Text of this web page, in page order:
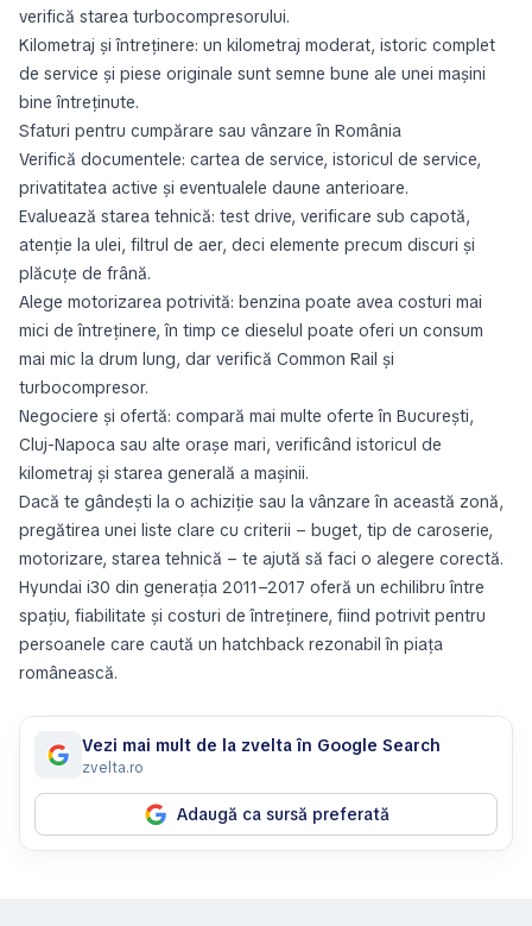
verifică starea turbocompresorului.
Kilometraj și întreținere: un kilometraj moderat, istoric complet
de service și piese originale sunt semne bune ale unei mașini
bine întreținute.
Sfaturi pentru cumpărare sau vânzare în România
Verifică documentele: cartea de service, istoricul de service,
privatitatea active și eventualele daune anterioare.
Evaluează starea tehnică: test drive, verificare sub capotă,
atenție la ulei, filtrul de aer, deci elemente precum discuri și
plăcuțe de frână.
Alege motorizarea potrivită: benzina poate avea costuri mai
mici de întreținere, în timp ce dieselul poate oferi un consum
mai mic la drum lung, dar verifică Common Rail și
turbocompresor.
Negociere și ofertă: compară mai multe oferte în București,
Cluj-Napoca sau alte orașe mari, verificând istoricul de
kilometraj și starea generală a mașinii.
Dacă te gândești la o achiziție sau la vânzare în această zonă,
pregătirea unei liste clare cu criterii – buget, tip de caroserie,
motorizare, starea tehnică – te ajută să faci o alegere corectă.
Hyundai i30 din generația 2011–2017 oferă un echilibru între
spațiu, fiabilitate și costuri de întreținere, fiind potrivit pentru
persoanele care caută un hatchback rezonabil în piața
românească.
Vezi mai mult de la zvelta în Google Search
zvelta.ro
Adaugă ca sursă preferată